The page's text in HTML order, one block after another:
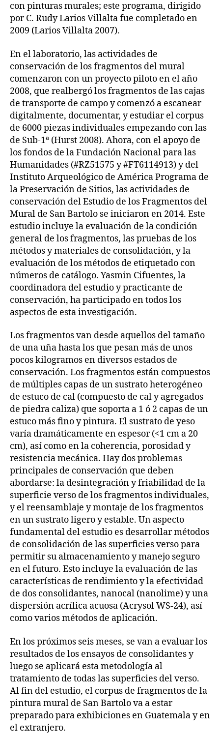
con pinturas murales; este programa, dirigido
por C. Rudy Larios Villalta fue completado en
2009 (Larios Villalta 2007).
En el laboratorio, las actividades de
conservación de los fragmentos del mural
comenzaron con un proyecto piloto en el año
2008, que realbergó los fragmentos de las cajas
de transporte de campo y comenzó a escanear
digitalmente, documentar, y estudiar el corpus
de 6000 piezas individuales empezando con las
de Sub-1ª (Hurst 2008). Ahora, con el apoyo de
los fondos de la Fundación Nacional para las
Humanidades (#RZ51575 y #FT6114913) y del
Instituto Arqueológico de América Programa de
la Preservación de Sitios, las actividades de
conservación del Estudio de los Fragmentos del
Mural de San Bartolo se iniciaron en 2014. Este
estudio incluye la evaluación de la condición
general de los fragmentos, las pruebas de los
métodos y materiales de consolidación, y la
evaluación de los métodos de etiquetado con
números de catálogo. Yasmin Cifuentes, la
coordinadora del estudio y practicante de
conservación, ha participado en todos los
aspectos de esta investigación.
Los fragmentos van desde aquellos del tamaño
de una uña hasta los que pesan más de unos
pocos kilogramos en diversos estados de
conservación. Los fragmentos están compuestos
de múltiples capas de un sustrato heterogéneo
de estuco de cal (compuesto de cal y agregados
de piedra caliza) que soporta a 1 ó 2 capas de un
estuco más fino y pintura. El sustrato de yeso
varía dramáticamente en espesor (<1 cm a 20
cm), así como en la coherencia, porosidad y
resistencia mecánica. Hay dos problemas
principales de conservación que deben
abordarse: la desintegración y friabilidad de la
superficie verso de los fragmentos individuales,
y el reensamblaje y montaje de los fragmentos
en un sustrato ligero y estable. Un aspecto
fundamental del estudio es desarrollar métodos
de consolidación de las superficies verso para
permitir su almacenamiento y manejo seguro
en el futuro. Esto incluye la evaluación de las
características de rendimiento y la efectividad
de dos consolidantes, nanocal (nanolime) y una
dispersión acrílica acuosa (Acrysol WS-24), así
como varios métodos de aplicación.
En los próximos seis meses, se van a evaluar los
resultados de los ensayos de consolidantes y
luego se aplicará esta metodología al
tratamiento de todas las superficies del verso.
Al fin del estudio, el corpus de fragmentos de la
pintura mural de San Bartolo va a estar
preparado para exhibiciones en Guatemala y en
el extranjero.